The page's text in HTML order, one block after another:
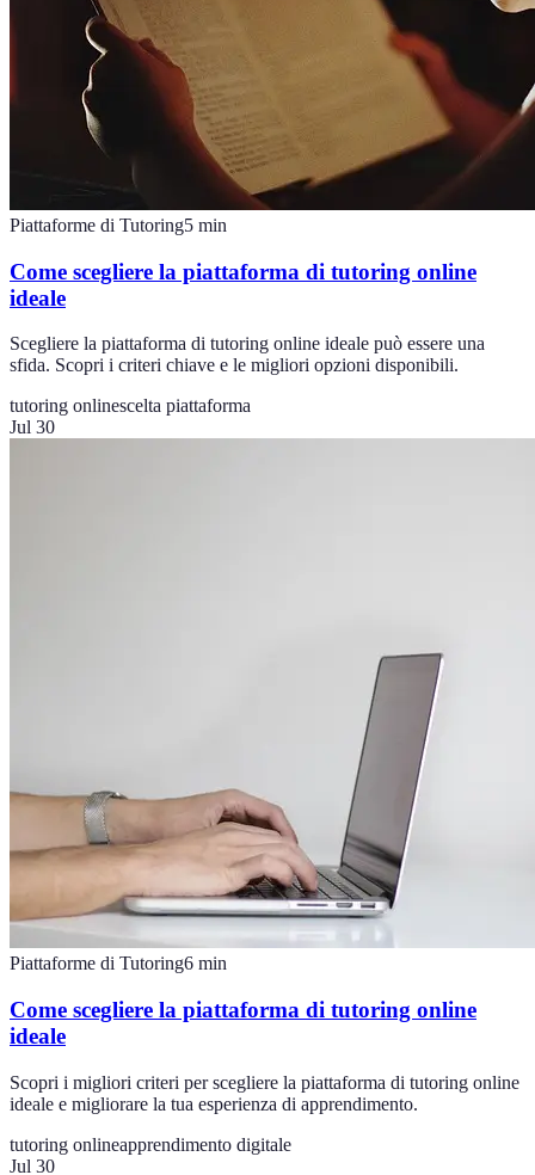
Piattaforme di Tutoring5 min
Come scegliere la piattaforma di tutoring online
ideale
Scegliere la piattaforma di tutoring online ideale può essere una
sfida. Scopri i criteri chiave e le migliori opzioni disponibili.
tutoring onlinescelta piattaforma
Jul 30
Piattaforme di Tutoring6 min
Come scegliere la piattaforma di tutoring online
ideale
Scopri i migliori criteri per scegliere la piattaforma di tutoring online
ideale e migliorare la tua esperienza di apprendimento.
tutoring onlineapprendimento digitale
Jul 30